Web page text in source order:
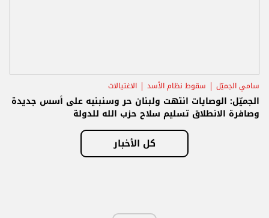
سامي الجميّل سقوط نظام الأسد الاغتيالات
الجميّل: الوصايات انتهت ولبنان حر وسنبنيه على أسس جديدة
وصافرة الانطلاق تسليم سلاح حزب الله للدولة
كل الأخبار